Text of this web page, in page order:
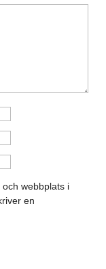
webbplats i
en